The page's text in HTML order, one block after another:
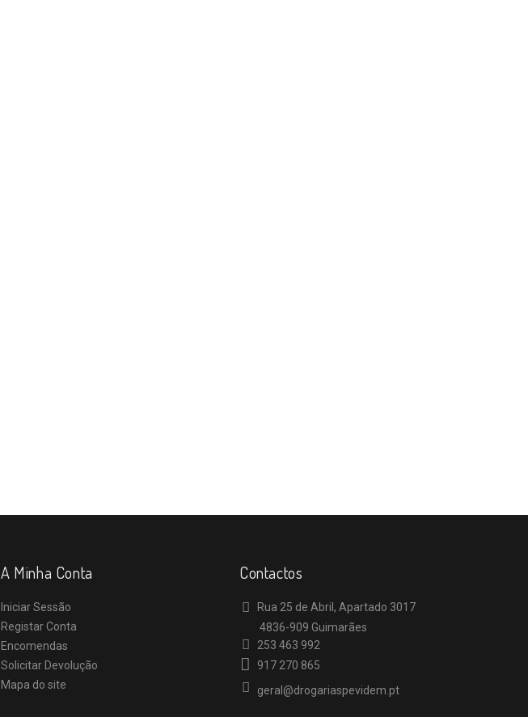
A Minha Conta
Iniciar Sessão
Registar Conta
Encomendas
Solicitar Devolução
Mapa do site
Contactos
Rua 25 de Abril, Apartado 3017
4836-909 Guimarães
253 463 992
917 270 865
geral@drogariaspevidem.pt